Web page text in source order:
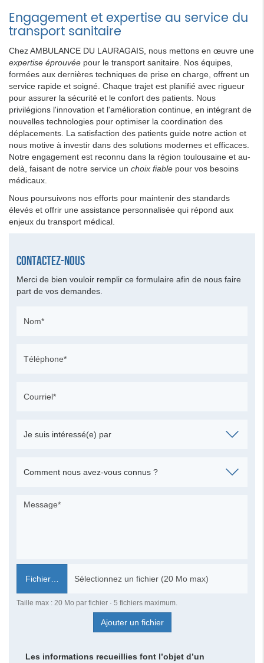
Engagement et expertise au service du
transport sanitaire
Chez AMBULANCE DU LAURAGAIS, nous mettons en œuvre une
expertise éprouvée pour le transport sanitaire. Nos équipes,
formées aux dernières techniques de prise en charge, offrent un
service rapide et soigné. Chaque trajet est planifié avec rigueur
pour assurer la sécurité et le confort des patients. Nous
privilégions l'innovation et l'amélioration continue, en intégrant de
nouvelles technologies pour optimiser la coordination des
déplacements. La satisfaction des patients guide notre action et
nous motive à investir dans des solutions modernes et efficaces.
Notre engagement est reconnu dans la région toulousaine et au-
delà, faisant de notre service un choix fiable pour vos besoins
médicaux.
Nous poursuivons nos efforts pour maintenir des standards
élevés et offrir une assistance personnalisée qui répond aux
enjeux du transport médical.
Contactez-nous
Merci de bien vouloir remplir ce formulaire afin de nous faire
part de vos demandes.
Fichier…
Taille max : 20 Mo par fichier · 5 fichiers maximum.
Ajouter un fichier
Les informations recueillies font l’objet d’un